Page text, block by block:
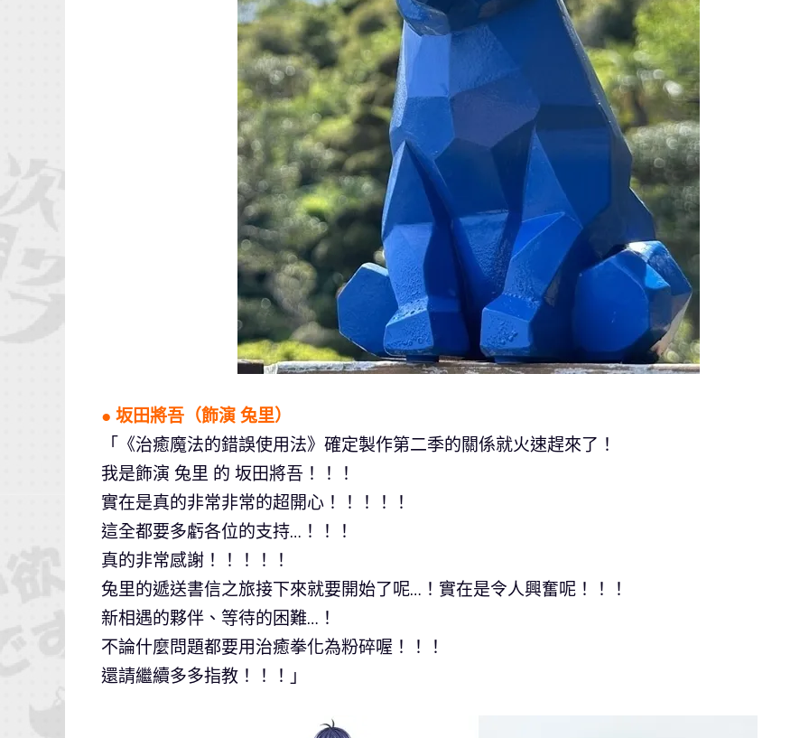
● 坂田將吾（飾演 兔里）
「《治癒魔法的錯誤使用法》確定製作第二季的關係就火速趕來了！
我是飾演 兔里 的 坂田將吾！！！
實在是真的非常非常的超開心！！！！！
這全都要多虧各位的支持…！！！
真的非常感謝！！！！！
兔里的遞送書信之旅接下來就要開始了呢…！實在是令人興奮呢！！！
新相遇的夥伴、等待的困難…！
不論什麼問題都要用治癒拳化為粉碎喔！！！
還請繼續多多指教！！！」